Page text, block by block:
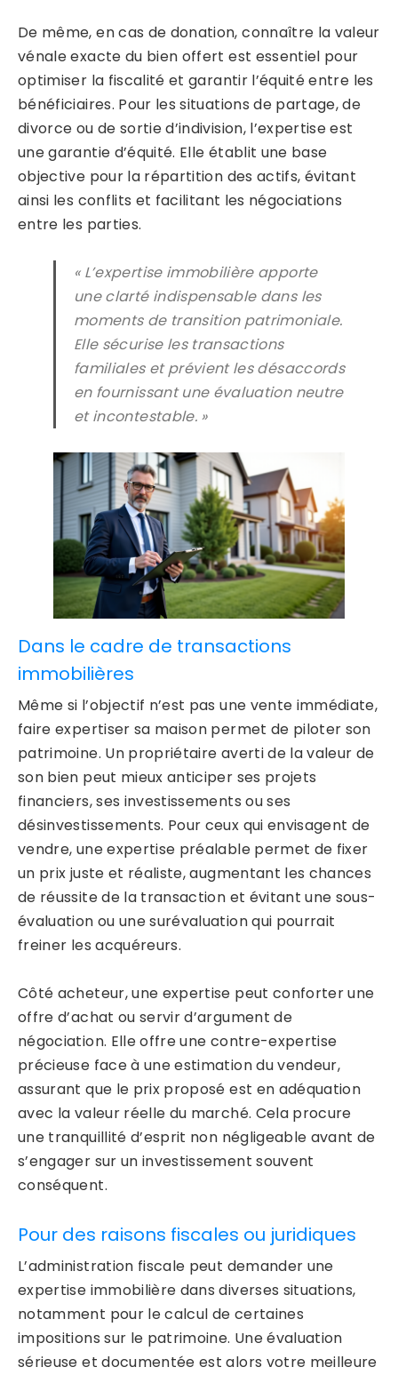
De même, en cas de donation, connaître la valeur
vénale exacte du bien offert est essentiel pour
optimiser la fiscalité et garantir l’équité entre les
bénéficiaires. Pour les situations de partage, de
divorce ou de sortie d’indivision, l’expertise est
une garantie d’équité. Elle établit une base
objective pour la répartition des actifs, évitant
ainsi les conflits et facilitant les négociations
entre les parties.
« L’expertise immobilière apporte
une clarté indispensable dans les
moments de transition patrimoniale.
Elle sécurise les transactions
familiales et prévient les désaccords
en fournissant une évaluation neutre
et incontestable. »
Dans le cadre de transactions
immobilières
Même si l’objectif n’est pas une vente immédiate,
faire expertiser sa maison permet de piloter son
patrimoine. Un propriétaire averti de la valeur de
son bien peut mieux anticiper ses projets
financiers, ses investissements ou ses
désinvestissements. Pour ceux qui envisagent de
vendre, une expertise préalable permet de fixer
un prix juste et réaliste, augmentant les chances
de réussite de la transaction et évitant une sous-
évaluation ou une surévaluation qui pourrait
freiner les acquéreurs.
Côté acheteur, une expertise peut conforter une
offre d’achat ou servir d’argument de
négociation. Elle offre une contre-expertise
précieuse face à une estimation du vendeur,
assurant que le prix proposé est en adéquation
avec la valeur réelle du marché. Cela procure
une tranquillité d’esprit non négligeable avant de
s’engager sur un investissement souvent
conséquent.
Pour des raisons fiscales ou juridiques
L’administration fiscale peut demander une
expertise immobilière dans diverses situations,
notamment pour le calcul de certaines
impositions sur le patrimoine. Une évaluation
sérieuse et documentée est alors votre meilleure